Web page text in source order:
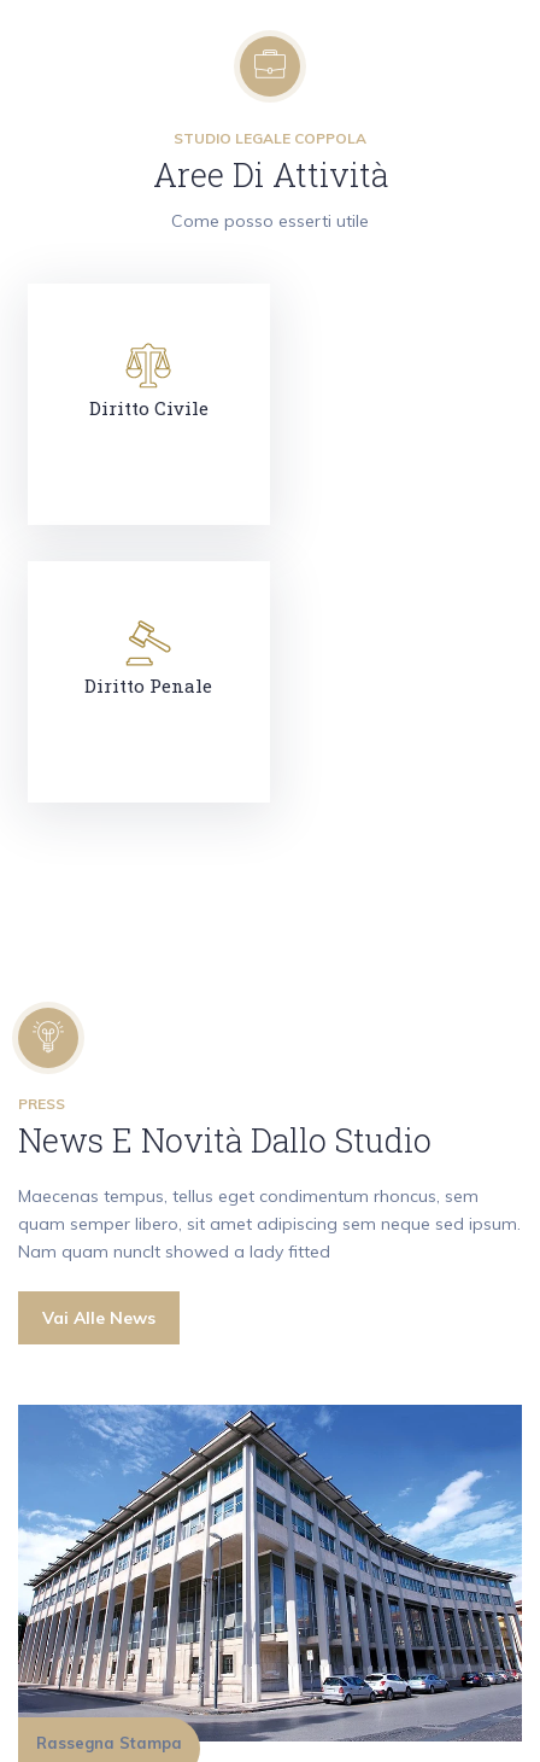
STUDIO LEGALE COPPOLA
Aree Di Attività
Come posso esserti utile
Diritto Civile
Diritto Penale
PRESS
News E Novità Dallo Studio
Maecenas tempus, tellus eget condimentum rhoncus, sem
quam semper libero, sit amet adipiscing sem neque sed ipsum.
Nam quam nuncIt showed a lady fitted
Vai Alle News
Rassegna Stampa